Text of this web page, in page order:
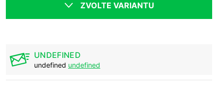
ZVOLTE VARIANTU
UNDEFINED
undefined undefined